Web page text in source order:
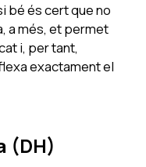
bé és cert que no
a més, et permet
i, per tant,
exactament el
(DH)